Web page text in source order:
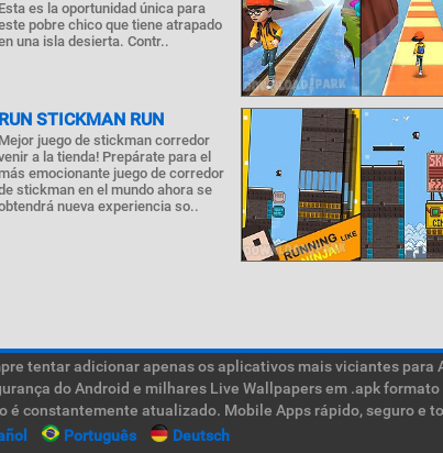
Esta es la oportunidad única para
pobre chico que tiene atrapado
una isla desierta. Contr..
RUN STICKMAN RUN
Mejor juego de stickman corredor
a la tienda! Prepárate para el
emocionante juego de corredor
stickman en el mundo ahora se
nueva experiencia so..
tentar adicionar apenas os aplicativos mais viciantes para
do Android e milhares Live Wallpapers em .apk formato
constantemente atualizado. Mobile Apps rápido, seguro e
Português
Deutsch